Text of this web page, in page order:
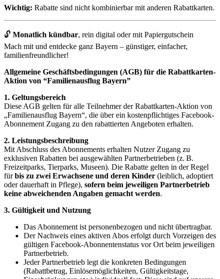
Wichtig: Rabatte sind nicht kombinierbar mit anderen Rabattkarten.
🔓 Monatlich kündbar, rein digital oder mit Papiergutschein
Mach mit und entdecke ganz Bayern – günstiger, einfacher,
familienfreundlicher!
Allgemeine Geschäftsbedingungen (AGB) für die Rabattkarten-
Aktion von “Familienausflug Bayern”
1. Geltungsbereich
Diese AGB gelten für alle Teilnehmer der Rabattkarten-Aktion von
„Familienausflug Bayern“, die über ein kostenpflichtiges Facebook-
Abonnement Zugang zu den rabattierten Angeboten erhalten.
2. Leistungsbeschreibung
Mit Abschluss des Abonnements erhalten Nutzer Zugang zu
exklusiven Rabatten bei ausgewählten Partnerbetrieben (z. B.
Freizeitparks, Tierparks, Museen). Die Rabatte gelten in der Regel
fürbis zu zwei Erwachsene und deren Kinder (leiblich, adoptiert
oder dauerhaft in Pflege), sofern beim jeweiligen Partnerbetrieb
keine abweichenden Angaben gemacht werden.
3. Gültigkeit und Nutzung
Das Abonnement ist personenbezogen und nicht übertragbar.
Der Nachweis eines aktiven Abos erfolgt durch Vorzeigen des
gültigen Facebook-Abonnentenstatus vor Ort beim jeweiligen
Partnerbetrieb.
Jeder Partnerbetrieb legt die konkreten Bedingungen
(Rabattbetrag, Einlösemöglichkeiten, Gültigkeitstage,